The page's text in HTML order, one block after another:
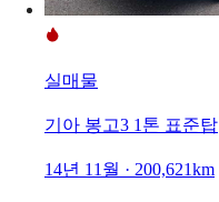
실매물
기아 봉고3 1톤 표준탑
14년 11월 · 200,621km